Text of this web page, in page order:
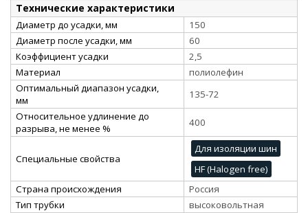
Технические характеристики
Диаметр до усадки, мм
150
Диаметр после усадки, мм
60
Коэффициент усадки
2,5
Материал
полиолефин
Оптимальный диапазон усадки,
мм
135-72
Относительное удлинение до
разрыва, не менее %
400
Специальные свойства
Для изоляции шин
HF (Halogen free)
Страна происхождения
Россия
Тип трубки
высоковольтная